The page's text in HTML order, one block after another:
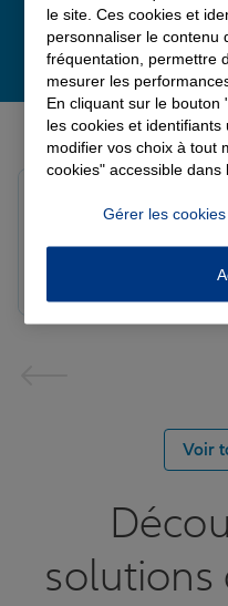
Derniers avis
Note de 5 sur 5
Voir
solutions
le site. Ces cookies et
personnaliser le contenu
fréquentation, permettre
mesurer les
En cliquant sur le bouton
les cookies et
modifier vos choix à tout
cookies" accessible dans
Gérer les